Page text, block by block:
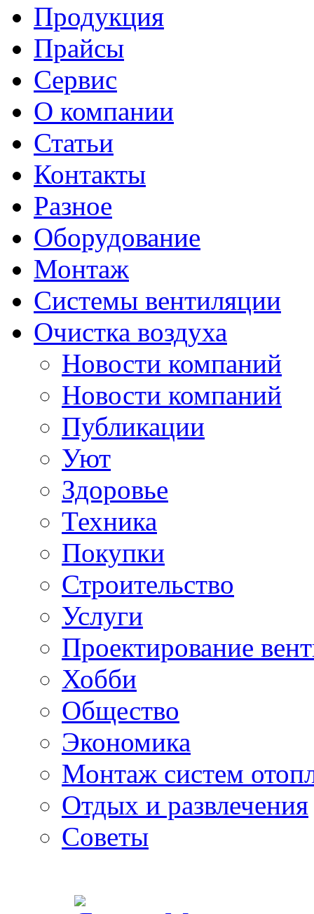
Продукция
Прайсы
Сервис
О компании
Статьи
Контакты
Разное
Оборудование
Монтаж
Системы вентиляции
Очистка воздуха
Новости компаний
Новости компаний
Публикации
Уют
Здоровье
Техника
Покупки
Строительство
Услуги
Проектирование
Хобби
Общество
Экономика
Монтаж систем
Отдых и развлечения
Советы